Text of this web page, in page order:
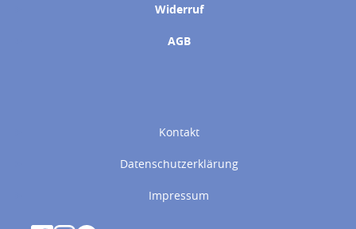
Widerruf
AGB
Kontakt
Datenschutzerklärung
Impressum